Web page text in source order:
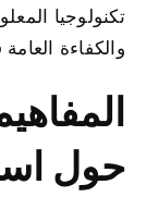
تكنولوجيا
والكفاءة
حول